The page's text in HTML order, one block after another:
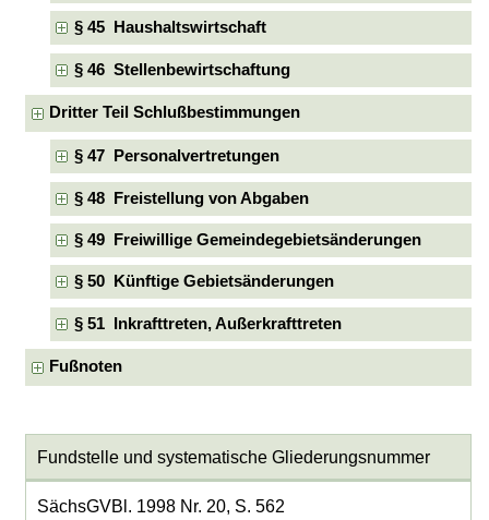
§ 45 Haushaltswirtschaft
§ 46 Stellenbewirtschaftung
Dritter Teil Schlußbestimmungen
§ 47 Personalvertretungen
§ 48 Freistellung von Abgaben
§ 49 Freiwillige Gemeindegebietsänderungen
§ 50 Künftige Gebietsänderungen
§ 51 Inkrafttreten, Außerkrafttreten
Fußnoten
Fundstelle und systematische Gliederungsnummer
SächsGVBl. 1998 Nr. 20, S. 562